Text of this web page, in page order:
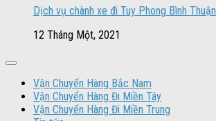
Dịch vụ chành xe đi Tuy Phong Bình
12 Tháng Một, 2021
Vận Chuyển Hàng Bắc Nam
Vận Chuyển Hàng Đi Miền Tây
Vận Chuyển Hàng Đi Miền Trung